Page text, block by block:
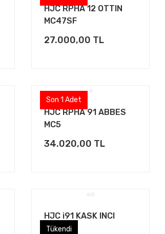
HJC RPHA 12 OTTIN
MC47SF
27.000,00 TL
Son 1 Adet
HJC RPHA 91 ABBES
MC5
34.020,00 TL
Tükendi
Tükendi
HJC i91 KASK INCI
BEYAZI